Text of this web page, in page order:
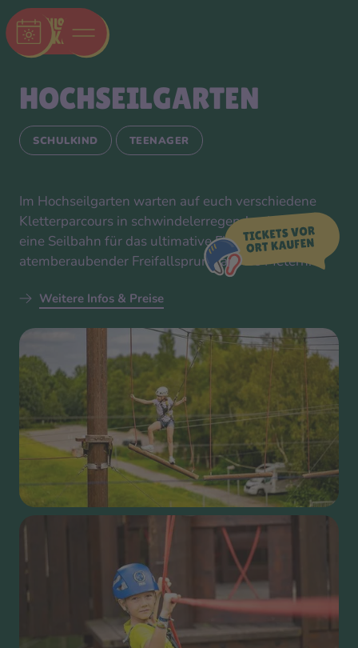
HOCHSEIL­GARTEN
SCHULKIND TEENAGER
Im Hochseilgarten warten auf euch verschiedene
Kletterparcours in schwindelerregenden Höhen,
eine Seilbahn für das ultimative Fluggefühl und ein
atemberaubender Freifallsprung aus 16 Metern.
Weitere Infos & Preise